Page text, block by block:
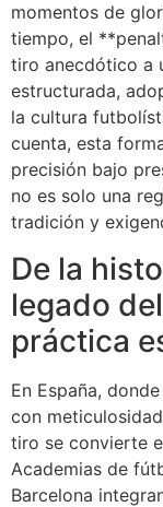
momentos de
tiempo, el
tiro anecdótico a
estructurada,
la cultura
cuenta, esta
precisión bajo
no es solo una
tradición y
De la
legado
práctica
En España,
con
tiro se convierte
Academias de
Barcelona